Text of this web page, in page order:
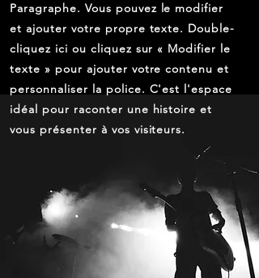
Paragraphe. Vous pouvez le modifier
et ajouter votre propre texte. Double-
cliquez ici ou cliquez sur « Modifier le
texte » pour ajouter votre contenu et
personnaliser la police. C'est l'espace
idéal pour raconter une histoire et
vous présenter à vos visiteurs.